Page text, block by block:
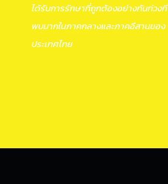
ได้รับการรักษาที่ถูกต้องอย่างทันท่วงที
พบมากในภาคกลางและภาคอีสานของ
ประเทศไทย